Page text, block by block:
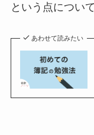
という点につい
あわせて読みたい